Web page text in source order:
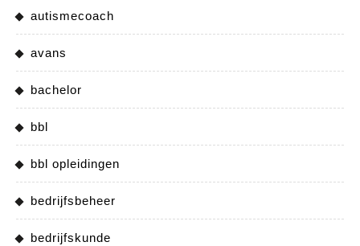
autismecoach
avans
bachelor
bbl
bbl opleidingen
bedrijfsbeheer
bedrijfskunde